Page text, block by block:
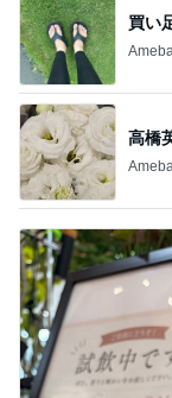
買い
高橋